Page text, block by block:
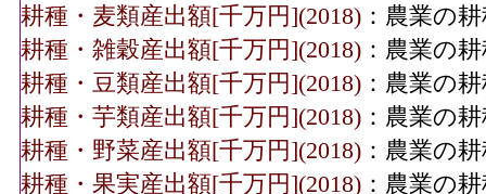
耕種・麦類産出額[千万円](2018) ：農業の
耕種・雑穀産出額[千万円](2018) ：農業の
耕種・豆類産出額[千万円](2018) ：農業の
耕種・芋類産出額[千万円](2018) ：農業の
耕種・野菜産出額[千万円](2018) ：農業の
耕種・果実産出額[千万円](2018) ：農業の